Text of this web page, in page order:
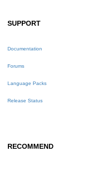
SUPPORT
Documentation
Forums
Language Packs
Release Status
RECOMMEND